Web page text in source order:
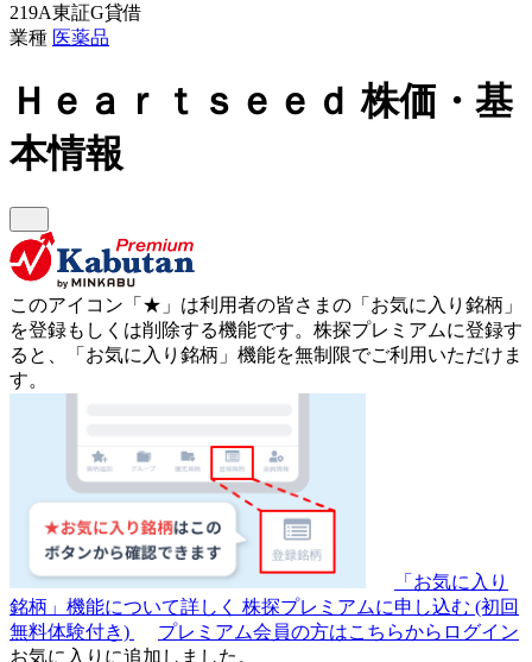
219A東証G貸借
業種 医薬品
Ｈｅａｒｔｓｅｅｄ株価・基
本情報
このアイコン 「★」 は利用者の皆さまの 「お気に入り銘柄」
を登録もしくは削除する機能です。 株探プレミアムに登録す
ると、「お気に入り銘柄」機能を無制限でご利用いただけま
す。
「お気に入り
銘柄」機能について詳しく 株探プレミアムに申し込む (初回
無料体験付き)
プレミアム会員の方はこちらからログイン
お気に入りに追加しました。